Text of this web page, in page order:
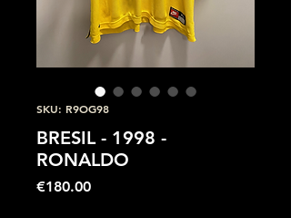
SKU: R9OG98
BRESIL - 1998 -
RONALDO
€180.00Price